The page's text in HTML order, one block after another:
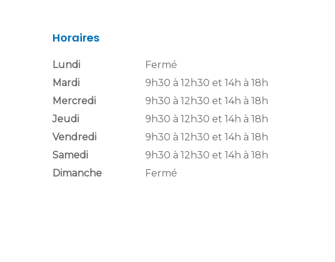
Horaires
Lundi
Fermé
Mardi
9h30 à 12h30 et 14h à 18h
Mercredi
9h30 à 12h30 et 14h à 18h
Jeudi
9h30 à 12h30 et 14h à 18h
Vendredi
9h30 à 12h30 et 14h à 18h
Samedi
9h30 à 12h30 et 14h à 18h
Dimanche
Fermé